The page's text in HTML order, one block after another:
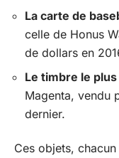
La carte de
celle de Honus
de dollars en
Le timbre le
Magenta, vendu
dernier.
Ces objets,